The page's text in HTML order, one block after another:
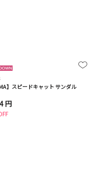
】スピードキャット サンダル
円